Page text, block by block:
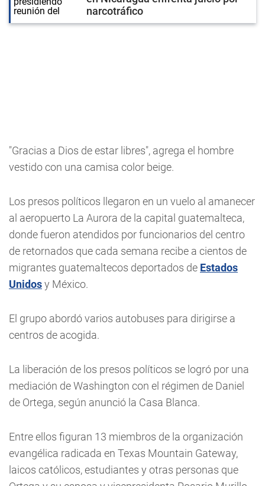
narcotráfico
"Gracias a Dios de estar libres", agrega el hombre
vestido con una camisa color beige.
Los presos políticos llegaron en un vuelo al amanecer
al aeropuerto La Aurora de la capital guatemalteca,
donde fueron atendidos por funcionarios del centro
de retornados que cada semana recibe a cientos de
migrantes guatemaltecos deportados de Estados
Unidosy México.
El grupo abordó varios autobuses para dirigirse a
centros de acogida.
La liberación de los presos políticos se logró por una
mediación de Washington con el régimen de Daniel
de Ortega, según anunció la Casa Blanca.
Entre ellos figuran 13 miembros de la organización
evangélica radicada en Texas Mountain Gateway,
laicos católicos, estudiantes y otras personas que